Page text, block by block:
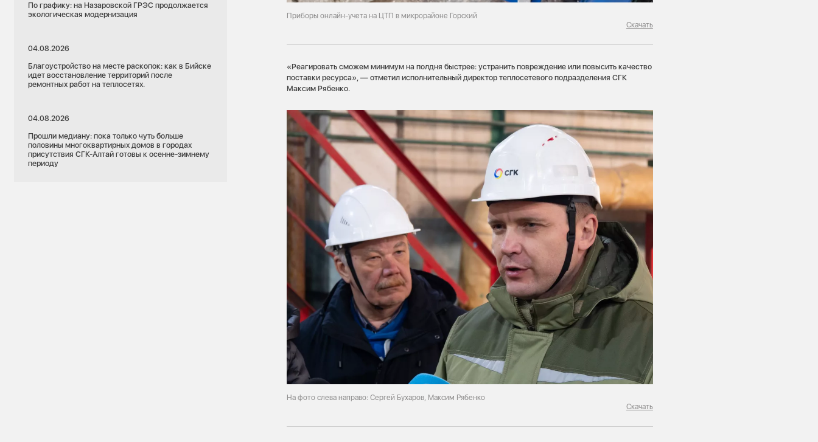
По графику: на Назаровской ГРЭС продолжается
экологическая модернизация
04.08.2026
Благоустройство на месте раскопок: как в Бийске
идет восстановление территорий после
ремонтных работ на теплосетях.
04.08.2026
Прошли медиану: пока только чуть больше
половины многоквартирных домов в городах
присутствия СГК-Алтай готовы к осенне-зимнему
периоду
Приборы онлайн-учета на ЦТП в микрорайоне Горский
Скачать
«Реагировать сможем минимум на полдня быстрее: устранить повреждение или повысить качество
поставки ресурса», — отметил исполнительный директор теплосетевого подразделения СГК
Максим Рябенко.
На фото слева направо: Сергей Бухаров, Максим Рябенко
Скачать